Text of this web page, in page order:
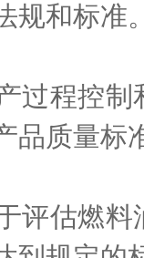
规和标准
过程控
品质量标
评估燃